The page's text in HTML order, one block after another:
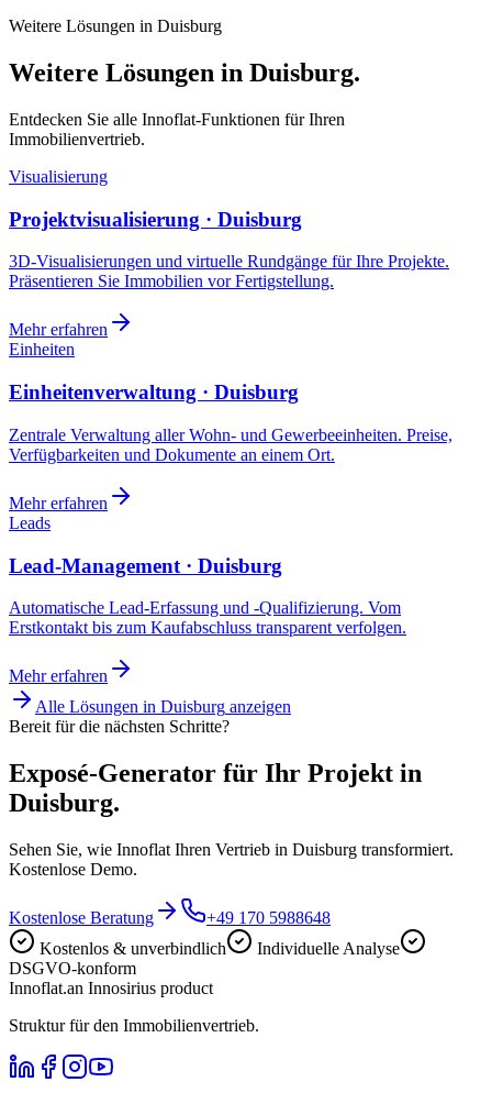
Weitere Lösungen in Duisburg
Weitere Lösungen in Duisburg.
Entdecken Sie alle Innoflat-Funktionen für Ihren
Immobilienvertrieb.
Visualisierung
Projektvisualisierung · Duisburg
3D-Visualisierungen und virtuelle Rundgänge für Ihre Projekte.
Präsentieren Sie Immobilien vor Fertigstellung.
Mehr erfahren
Einheiten
Einheitenverwaltung · Duisburg
Zentrale Verwaltung aller Wohn- und Gewerbeeinheiten. Preise,
Verfügbarkeiten und Dokumente an einem Ort.
Mehr erfahren
Leads
Lead-Management · Duisburg
Automatische Lead-Erfassung und -Qualifizierung. Vom
Erstkontakt bis zum Kaufabschluss transparent verfolgen.
Mehr erfahren
Alle Lösungen in Duisburg anzeigen
Bereit für die nächsten Schritte?
Exposé-Generator für Ihr Projekt in
Duisburg.
Sehen Sie, wie Innoflat Ihren Vertrieb in Duisburg transformiert.
Kostenlose Demo.
Kostenlose Beratung
+49 170 5988648
Kostenlos & unverbindlich
Individuelle Analyse
DSGVO-konform
Innoflat.an Innosirius product
Struktur für den Immobilienvertrieb.